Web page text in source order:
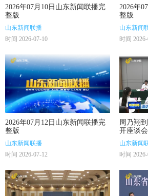
2026年07月10日山东新闻联播完
整版
山东新闻联播
时间 2026-07-10
2026年
整版
山东新闻
时间
2026年07月12日山东新闻联播完
整版
山东新闻联播
时间 2026-07-12
周乃翔
开座谈会
山东新闻
时间